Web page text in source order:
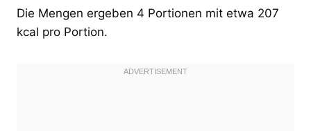
Die Mengen ergeben 4 Portionen mit etwa 207
kcal pro Portion.